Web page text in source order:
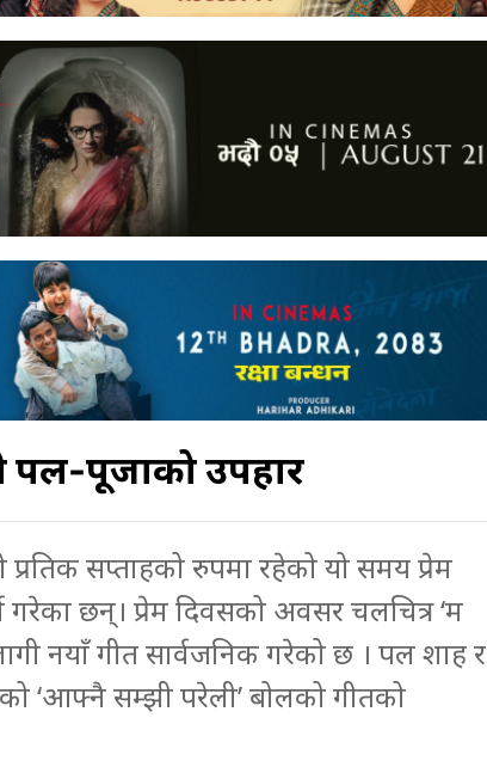
पल-पूजाको उपहार
प्रतिक सप्ताहको रुपमा रहेको यो समय प्रेम
छन्। प्रेम दिवसको अवसर चलचित्र ‘म
नयाँ गीत सार्वजनिक गरेको छ । पल शाह र
‘आफ्नै सम्झी परेली’ बोलको गीतको